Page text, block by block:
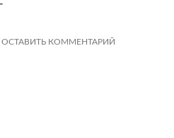
ОСТАВИТЬ КОММЕНТАРИЙ